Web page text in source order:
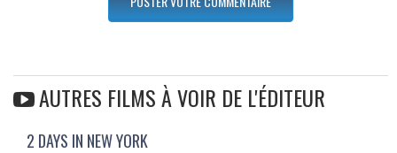
AUTRES FILMS À VOIR DE L'ÉDITEUR
2 DAYS IN NEW YORK